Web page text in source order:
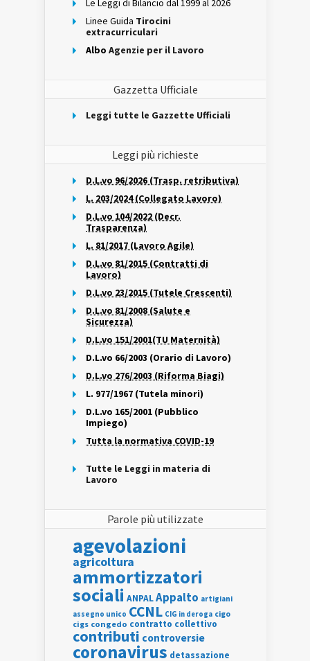
Le Leggi di Bilancio dal 1999 al 2026
Linee Guida Tirocini
extracurriculari
Albo Agenzie per il Lavoro
Gazzetta Ufficiale
Leggi tutte le Gazzette Ufficiali
Leggi più richieste
D.L.vo 96/2026 (Trasp. retributiva)
L. 203/2024 (Collegato Lavoro)
D.L.vo 104/2022 (Decr.
Trasparenza)
L. 81/2017 (Lavoro Agile)
D.L.vo 81/2015 (Contratti di
Lavoro)
D.L.vo 23/2015 (Tutele Crescenti)
D.L.vo 81/2008 (Salute e
Sicurezza)
D.L.vo 151/2001(TU Maternità)
D.L.vo 66/2003 (Orario di Lavoro)
D.L.vo 276/2003 (Riforma Biagi)
L. 977/1967 (Tutela minori)
D.L.vo 165/2001 (Pubblico
Impiego)
Tutta la normativa COVID-19
Tutte le Leggi in materia di
Lavoro
Parole più utilizzate
agevolazioni
agricoltura
ammortizzatori
sociali ANPALAppalto artigiani
assegno unico CCNL CIG in deroga cigo
cigs congedo contratto collettivo
contributi controversie
coronavirus detassazione